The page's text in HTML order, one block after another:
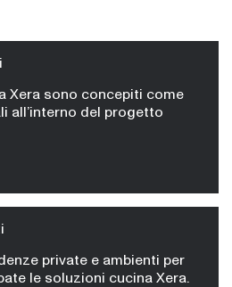
Xera sono concepiti come
all’interno del progetto
private e ambienti per
le soluzioni cucina Xera.